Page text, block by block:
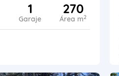
1
Garaje
270
Área m2